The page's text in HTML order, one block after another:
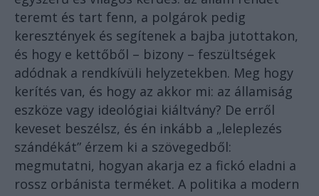
teremt és tart fenn, a polgárok pedig
keresztények és segítenek a bajba jutottakon,
és hogy e kettőből – bizony – feszültségek
adódnak a rendkívüli helyzetekben. Meg hogy
kerítés van, és hogy az akkor mi: az államiság
eszköze vagy ideológiai kiáltvány? De erről
keveset beszélsz, és én inkább a „leleplezés
szándékát” érzem ki a szövegedből:
megmutatni, hogyan akarja ez a fickó eladni a
rossz orbánista terméket. A politika a modern